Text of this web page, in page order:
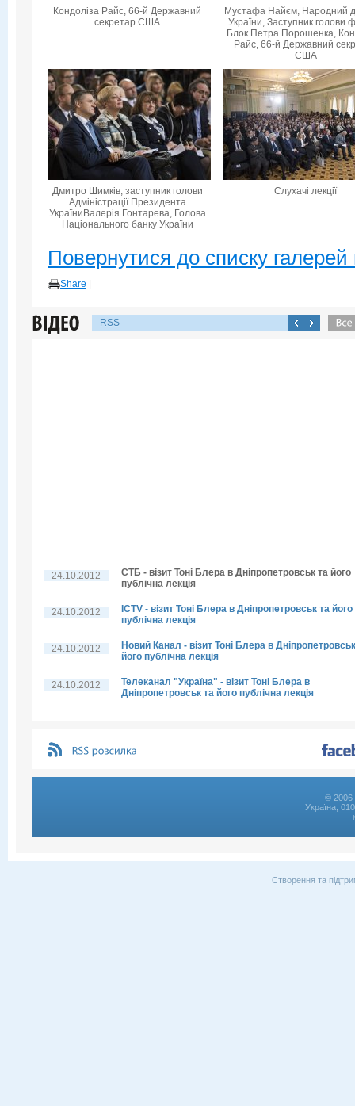
Кондоліза Райс, 66-й Державний
секретар США
Мустафа Найєм, Народний
України, Заступник голови
Блок Петра Порошенка,
Райс, 66-й Державний
США
Дмитро Шимків, заступник голови
Адміністрації Президента
УкраїниВалерія Гонтарева, Голова
Національного банку України
Слухачі лекції
Повернутися до списку галерей
Share
RSS
24.10.2012
СТБ - візит Тоні Блера в Дніпропетровськ та його
публічна лекція
24.10.2012
ICTV - візит Тоні Блера в Дніпропетровськ та його
публічна лекція
24.10.2012
Новий Канал - візит Тоні Блера в
його публічна лекція
24.10.2012
Телеканал "Україна" - візит Тоні Блера в
Дніпропетровськ та його публічна лекція
© 2006
Україна,
Створення та